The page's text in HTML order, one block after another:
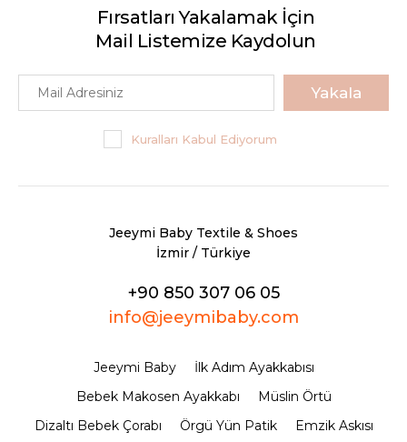
Fırsatları Yakalamak İçin
Mail Listemize Kaydolun
Yakala
Kuralları Kabul Ediyorum
Jeeymi Baby Textile & Shoes
İzmir / Türkiye
+90 850 307 06 05
info@jeeymibaby.com
Jeeymi Baby
İlk Adım Ayakkabısı
Bebek Makosen Ayakkabı
Müslin Örtü
Dizaltı Bebek Çorabı
Örgü Yün Patik Emzik Askısı